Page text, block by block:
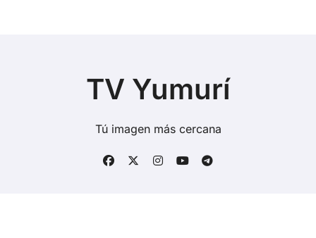
TV Yumurí
Tú imagen más cercana